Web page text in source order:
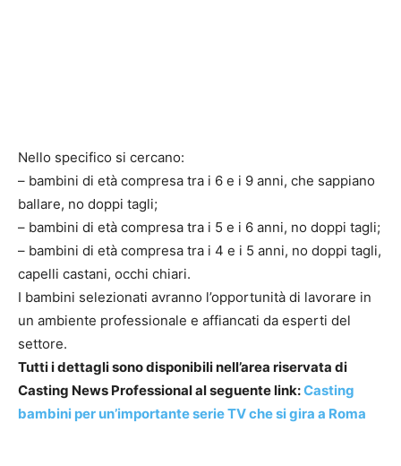
Nello specifico si cercano:
– bambini di età compresa tra i 6 e i 9 anni, che sappiano
ballare, no doppi tagli;
– bambini di età compresa tra i 5 e i 6 anni, no doppi tagli;
– bambini di età compresa tra i 4 e i 5 anni, no doppi tagli,
capelli castani, occhi chiari.
I bambini selezionati avranno l’opportunità di lavorare in
un ambiente professionale e affiancati da esperti del
settore.
Tutti i dettagli sono disponibili nell’area riservata di
Casting News Professional al seguente link:Casting
bambini per un’importante serie TV che si gira a Roma